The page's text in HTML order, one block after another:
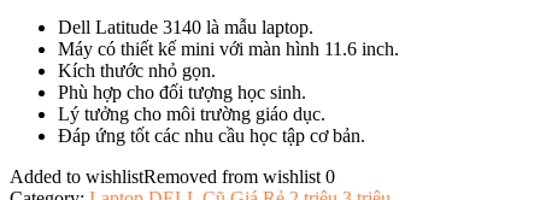
Dell Latitude 3140 là mẫu laptop.
Máy có thiết kế mini với màn hình 11.6 inch.
Kích thước nhỏ gọn.
Phù hợp cho đối tượng học sinh.
Lý tưởng cho môi trường giáo dục.
Đáp ứng tốt các nhu cầu học tập cơ bản.
Added to wishlistRemoved from wishlist 0